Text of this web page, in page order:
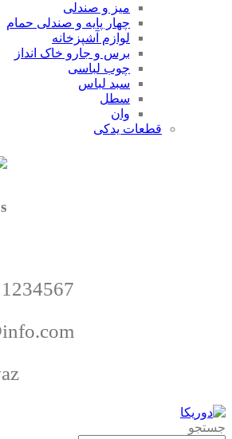
میز و صندلی
چهار پایه و صندلی حمام
لوازم آشپزخانه
برس و جارو خاک انداز
چوب لباسی
سبد لباس
سطل
وان
قطعات یدکی
جستجو